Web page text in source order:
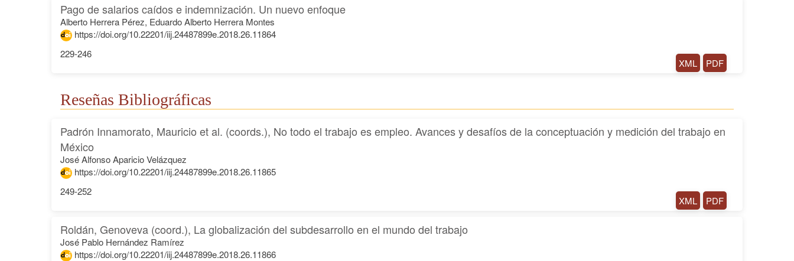
Pago de salarios caídos e indemnización. Un nuevo enfoque
Alberto Herrera Pérez, Eduardo Alberto Herrera Montes
https://doi.org/10.22201/iij.24487899e.2018.26.11864
229-246
PDF
XML
Reseñas Bibliográficas
Padrón Innamorato, Mauricio et al. (coords.), No todo el trabajo es empleo. Avances y desafíos de la conceptuación y medición del trabajo en
México
José Alfonso Aparicio Velázquez
https://doi.org/10.22201/iij.24487899e.2018.26.11865
249-252
PDF
XML
Roldán, Genoveva (coord.), La globalización del subdesarrollo en el mundo del trabajo
José Pablo Hernández Ramírez
https://doi.org/10.22201/iij.24487899e.2018.26.11866